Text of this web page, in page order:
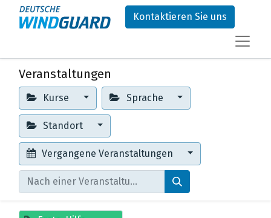
Kontaktieren Sie uns
Veranstaltungen
Kurse Sprache
Standort
Vergangene Veranstaltungen